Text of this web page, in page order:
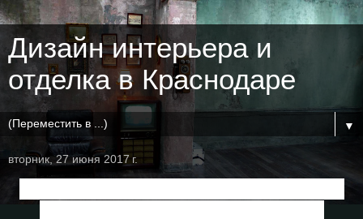
Дизайн интерьера и
отделка в Краснодаре
▼
вторник, 27 июня 2017 г.